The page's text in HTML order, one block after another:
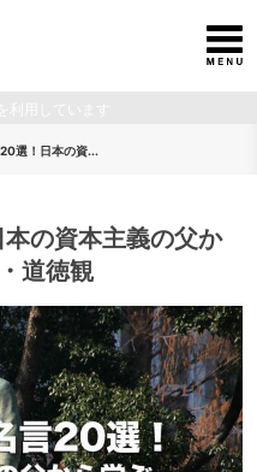
選！日本の資...
の資本主義の父か
道徳観